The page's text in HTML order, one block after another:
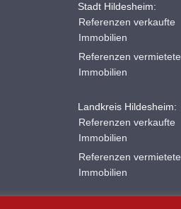
Stadt Hildesheim:
Referenzen verkaufte
Immobilien
Referenzen vermietete
Immobilien
Landkreis Hildesheim:
Referenzen verkaufte
Immobilien
Referenzen vermietete
Immobilien